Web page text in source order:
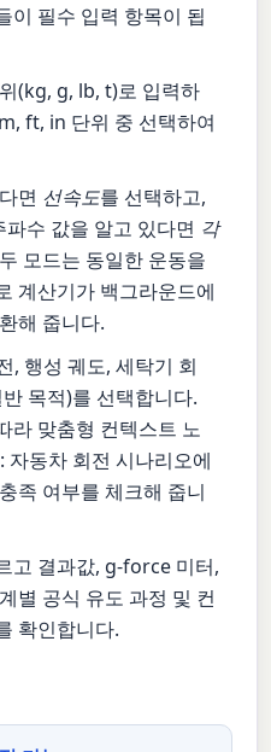
이 필수 입력 항목이 됩
(kg, g, lb, t)로 입력하
ft, in 단위 중 선택하여
면 선속도를 선택하고,
수 값을 알고 있다면 각
모드는 동일한 운동을
계산기가 백그라운드에
해 줍니다.
, 행성 궤도, 세탁기 회
목적)를 선택합니다.
라 맞춤형 컨텍스트 노
자동차 회전 시나리오에
족 여부를 체크해 줍니
고 결과값, g-force 미터,
별 공식 유도 과정 및 컨
확인합니다.